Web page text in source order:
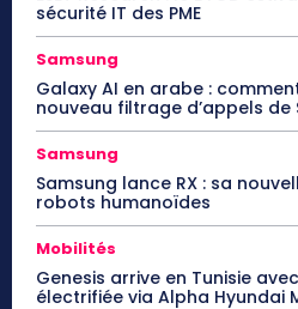
sécurité IT des PME
Samsung
Galaxy AI en arabe :
nouveau filtrage d’appels de
Samsung
Samsung lance RX : sa
robots humanoïdes
Mobilités
Genesis arrive en Tunisie
électrifiée via Alpha Hyundai